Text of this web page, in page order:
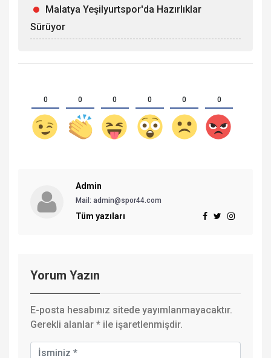
Malatya Yeşilyurtspor'da Hazırlıklar
Sürüyor
0 0 0 0 0 0
Admin
Mail: admin@spor44.com
Tüm yazıları
Yorum Yazın
E-posta hesabınız sitede yayımlanmayacaktır.
Gerekli alanlar * ile işaretlenmişdir.